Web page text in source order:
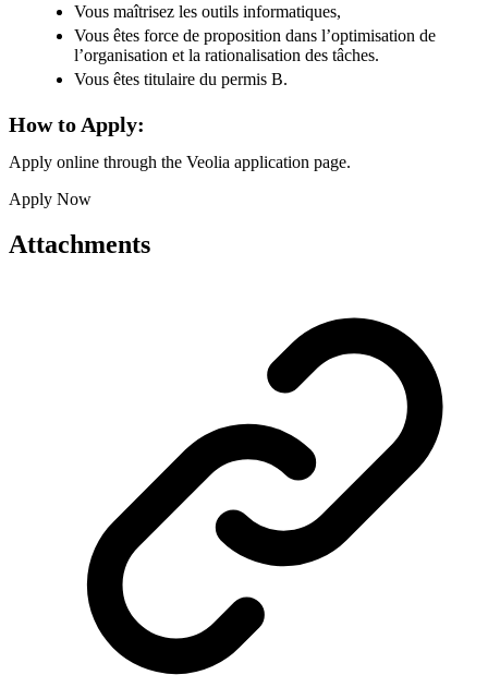
Vous maîtrisez les outils informatiques,
Vous êtes force de proposition dans l’optimisation de
l’organisation et la rationalisation des tâches.
Vous êtes titulaire du permis B.
How to Apply:
Apply online through the Veolia application page.
Apply Now
Attachments